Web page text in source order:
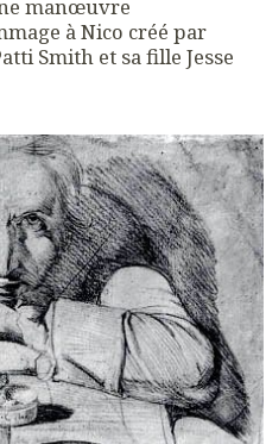
manœuvre
à Nico créé par
Smith et sa fille Jesse